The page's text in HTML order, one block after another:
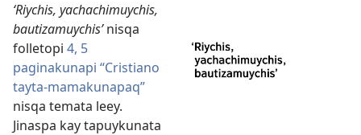
‘Riychis, yachachimuychis,
bautizamuychis’nisqa
folletopi 4, 5
paginakunapi “Cristiano
tayta-mamakunapaq”
nisqa temata leey.
Jinaspa kay tapuykunata